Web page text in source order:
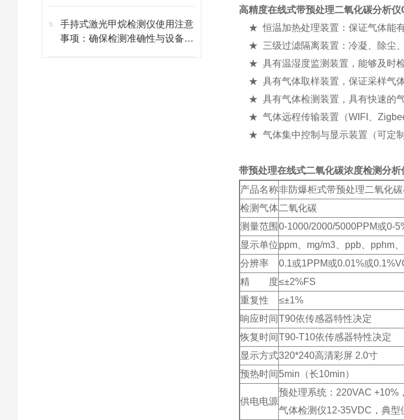
手持式激光甲烷检测仪使用注意
事项：确保检测准确性与设备寿
高精度在线式带预处理二氧化碳分析仪
★ 恒温加热处理装置：保证气体能
★ 三级过滤隔离装置：冷凝、除尘
★ 具有温湿度监测装置，能够及时检
★ 具有气体取样装置，保证采样气体
★ 具有气体检测装置，具有快速的气
★ 气体远程传输装置（WIFI、
★ 气体集中控制与显示装置（可定制
带预处理在线式二氧化碳浓度检测分
产品名称非防爆柜式带预处理二氧化
检测气体二氧化碳
测量范围 0-1000/2000/5000PPM或0-
显示单位ppm、mg/m3、ppb、pphm
分辨率
0.1或1PPM或0.01%或
精 度≤±2%FS
重复性
≤±1%
响应时间T90依传感器特性决定
恢复时间T90-T10依传感器特性决定
显示方式320*240高清彩屏 2.0寸
预热时间 5min（长10min）
供电电源
预处理系统：220VAC +10%
气体检测仪12-35VDC，典型